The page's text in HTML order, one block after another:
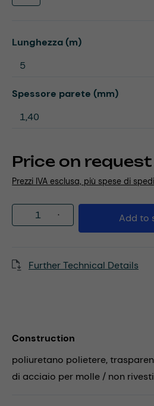
Price on request
Prezzi IVA esclusa, più spese di
Select
Lunghezza (m)
Select
Spessore parete (mm)
Product Quantity:Add to
Further Technical Details
Construction
poliuretano polietere,
di acciaio per molle / non